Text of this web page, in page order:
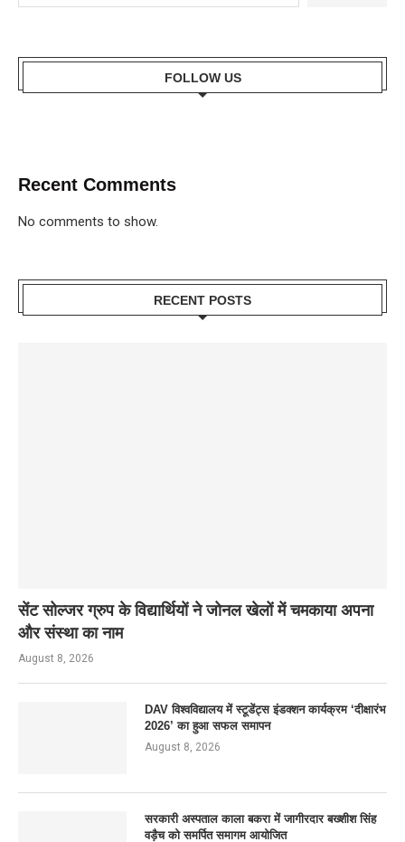
FOLLOW US
Recent Comments
No comments to show.
RECENT POSTS
सेंट सोल्जर ग्रुप के विद्यार्थियों ने जोनल खेलों में चमकाया अपना
और संस्था का नाम
August 8, 2026
DAV विश्वविद्यालय में स्टूडेंट्स इंडक्शन कार्यक्रम ‘दीक्षारंभ
2026’ का हुआ सफल समापन
August 8, 2026
सरकारी अस्पताल काला बकरा में जागीरदार बख्शीश सिंह
वड़ैच को समर्पित समागम आयोजित